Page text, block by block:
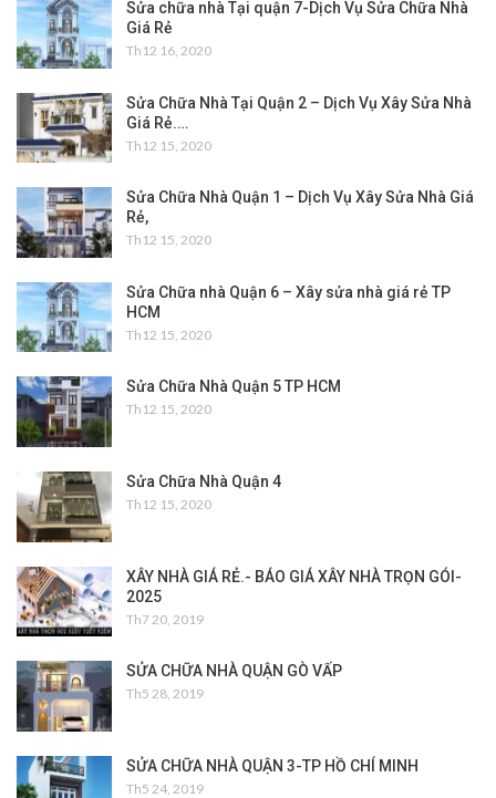
Sửa chữa nhà Tại quận 7-Dịch Vụ Sửa Chữa Nhà
Giá Rẻ
Th12 16, 2020
Sửa Chữa Nhà Tại Quận 2 – Dịch Vụ Xây Sửa Nhà
Giá Rẻ.…
Th12 15, 2020
Sửa Chữa Nhà Quận 1 – Dịch Vụ Xây Sửa Nhà Giá
Rẻ,
Th12 15, 2020
Sửa Chữa nhà Quận 6 – Xây sửa nhà giá rẻ TP
HCM
Th12 15, 2020
Sửa Chữa Nhà Quận 5 TP HCM
Th12 15, 2020
Sửa Chữa Nhà Quận 4
Th12 15, 2020
XÂY NHÀ GIÁ RẺ.- BÁO GIÁ XÂY NHÀ TRỌN GÓI-
2025
Th7 20, 2019
SỬA CHỮA NHÀ QUẬN GÒ VẤP
Th5 28, 2019
SỬA CHỮA NHÀ QUẬN 3-TP HỒ CHÍ MINH
Th5 24, 2019